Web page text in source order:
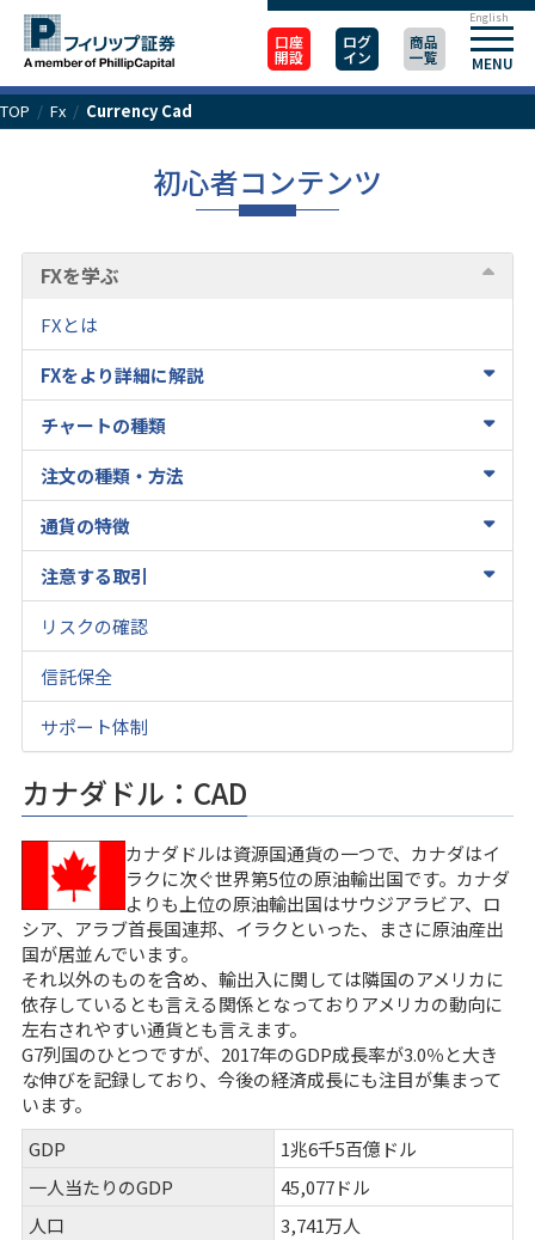
口座
開設
ログ
イン
商品
一覧 MENU
English
TOP / Fx / Currency Cad
初心者コンテンツ
FXを学ぶ
FXとは
FXをより詳細に解説
チャートの種類
注文の種類・方法
通貨の特徴
注意する取引
リスクの確認
信託保全
サポート体制
カナダドル：CAD
カナダドルは資源国通貨の一つで、カナダはイ
ラクに次ぐ世界第5位の原油輸出国です。カナダ
よりも上位の原油輸出国はサウジアラビア、ロ
シア、アラブ首長国連邦、イラクといった、まさに原油産出
国が居並んでいます。
それ以外のものを含め、輸出入に関しては隣国のアメリカに
依存しているとも言える関係となっておりアメリカの動向に
左右されやすい通貨とも言えます。
G7列国のひとつですが、2017年のGDP成長率が3.0％と大き
な伸びを記録しており、今後の経済成長にも注目が集まって
います。
GDP
1兆6千5百億ドル
一人当たりのGDP
45,077ドル
人口
3,741万人